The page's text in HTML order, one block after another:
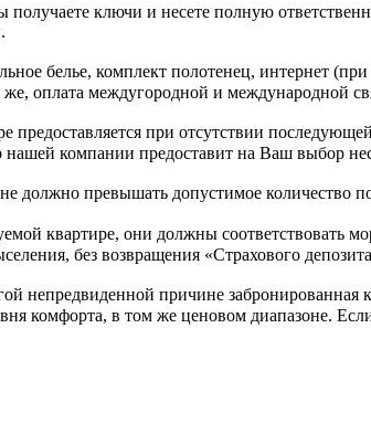
ключи и несете полную
белье, комплект полотенец, интернет
оплата междугородной и международной
при отсутствии
компании предоставит на Ваш выбор
должно превышать допустимое количество
квартире, они должны
без возвращения «Страхового
непредвиденной причине забронированная
комфорта, в том же ценовом диапазоне.